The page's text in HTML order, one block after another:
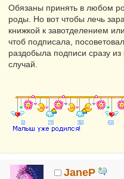
Обязаны принять в любом
роды. Но вот чтобы лечь
книжкой к завотделением
чтоб подписала,
раздобыла подписи сразу
случай.
JaneP